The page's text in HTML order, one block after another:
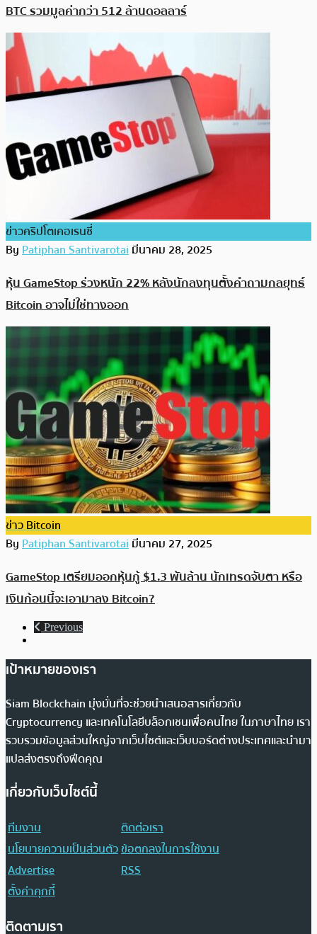
BTC รวมมูลค่ากว่า 512 ล้านดอลลาร์
ข่าวคริปโตเคอเรนซี่
ByPatiphan Santivarotaiมีนาคม 28, 2025
​หุ้น GameStop ร่วงหนัก 22% หลังนักลงทุนตั้งคำถามกลยุทธ์
Bitcoin อาจไม่ใช่ทางออก
ข่าว Bitcoin
ByPatiphan Santivarotaiมีนาคม 27, 2025
GameStop เตรียมออกหุ้นกู้ $1.3 พันล้าน นักเทรดจับตา หรือ
เงินก้อนนี้จะเอามาลง Bitcoin?
Previous
เป้าหมายของเรา
Siam Blockchain มุ่งมั่นที่จะช่วยนำเสนอสารเกี่ยวกับ
Cryptocurrency และเทคโนโลยีบล็อกเชนเพื่อคนไทย ในภาษาไทย เรา
รวบรวมข้อมูลส่วนใหญ่จากเว็บไซต์และเว็บบอร์ดต่างประเทศและนำมา
แปลส่งตรงถึงฟีดคุณ
เกี่ยวกับเว็บไซต์นี้
ทีมงาน
ติดต่อเรา
นโยบายความเป็นส่วนตัวข้อตกลงในการใช้งาน
Advertise
RSS
ตั้งค่าคุกกี้
ติดตามเรา